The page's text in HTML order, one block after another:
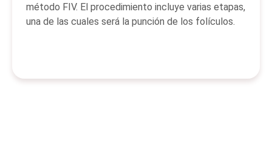
método FIV. El procedimiento incluye varias etapas,
una de las cuales será la punción de los folículos.